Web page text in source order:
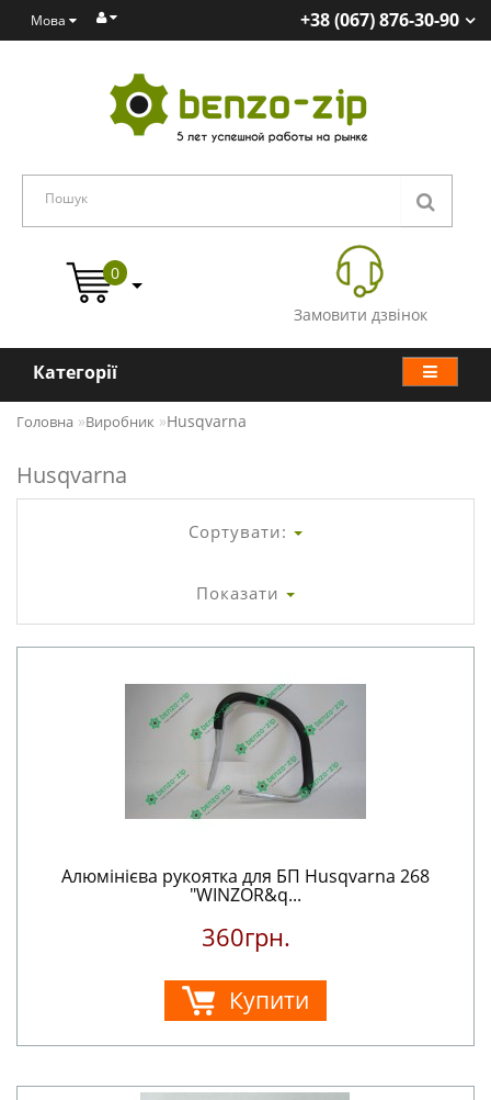
Мова +38 (067) 876-30-90
Замовити дзвінок
0
Категорії
Головна Виробник Husqvarna
Husqvarna
Сортувати:
Показати
Алюмінієва рукоятка для БП Husqvarna 268
"WINZOR&q...
360грн.
Купити